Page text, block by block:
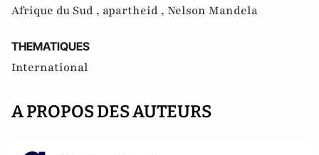
Afrique du Sud , apartheid , Nelson Mandela
THEMATIQUES
International
A PROPOS DES AUTEURS